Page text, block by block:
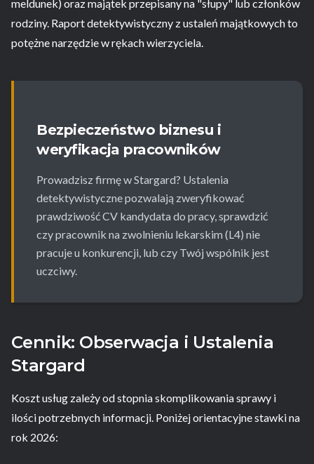
meldunek) oraz majątek przepisany na "słupy" lub członków
rodziny. Raport detektywistyczny z ustaleń majątkowych to
potężne narzędzie w rękach wierzyciela.
Bezpieczeństwo biznesu i
weryfikacja pracowników
Prowadzisz firmę w Stargard? Ustalenia
detektywistyczne pozwalają zweryfikować
prawdziwość CV kandydata do pracy, sprawdzić
czy pracownik na zwolnieniu lekarskim (L4) nie
pracuje u konkurencji, lub czy Twój wspólnik jest
uczciwy.
Cennik: Obserwacja i Ustalenia
Stargard
Koszt usług zależy od stopnia skomplikowania sprawy i
ilości potrzebnych informacji. Poniżej orientacyjne stawki na
rok 2026: